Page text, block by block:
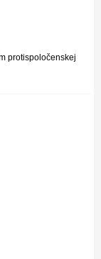
protispoločenskej